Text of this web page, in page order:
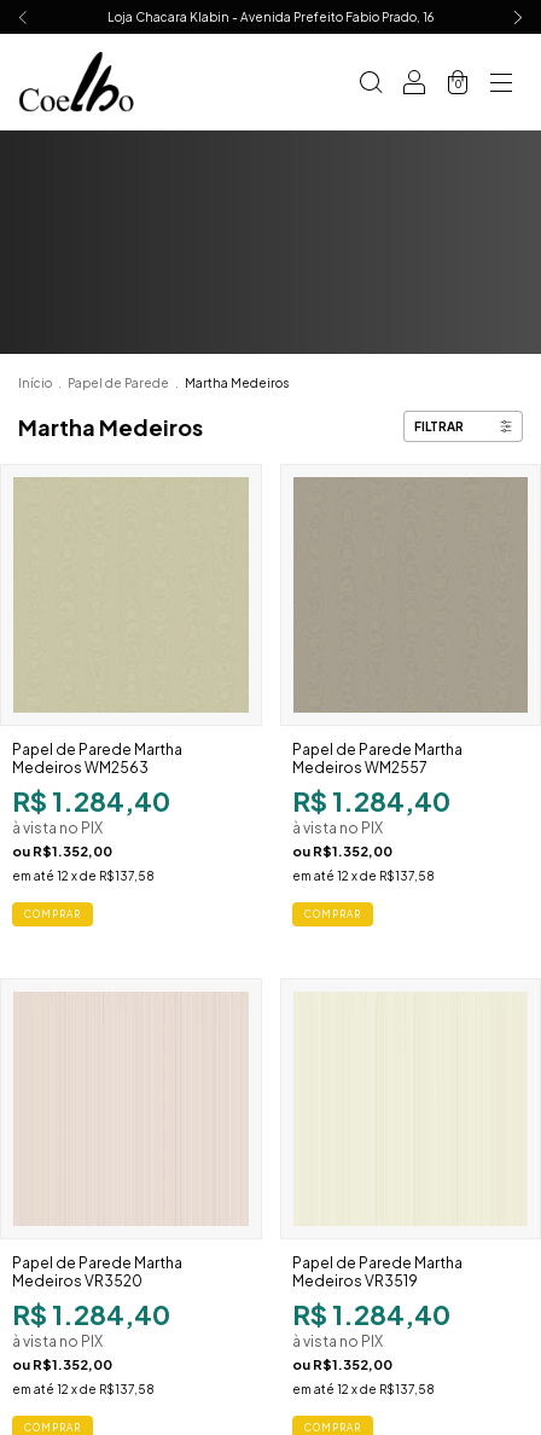
Loja Chacara Klabin - Avenida Prefeito Fabio Prado, 16
0
Início Papel de Parede Martha Medeiros
Martha Medeiros FILTRAR
Papel de Parede Martha
Medeiros WM2563
R$ 1.284,40
à vista no PIX
ou R$1.352,00
em até 12 x de R$137,58
Papel de Parede Martha
Medeiros WM2557
R$ 1.284,40
à vista no PIX
ou R$1.352,00
em até 12 x de R$137,58
Papel de Parede Martha
Medeiros VR3520
R$ 1.284,40
à vista no PIX
ou R$1.352,00
em até 12 x de R$137,58
Papel de Parede Martha
Medeiros VR3519
R$ 1.284,40
à vista no PIX
ou R$1.352,00
em até 12 x de R$137,58